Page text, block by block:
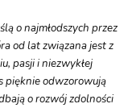
o najmłodszych przez
od lat związana jest z
pasji i niezwykłej
pięknie odwzorowują
o rozwój zdolności